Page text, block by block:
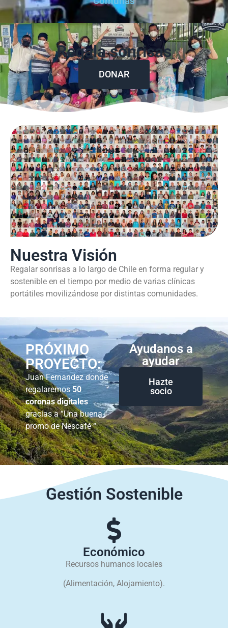
Regala sonrisas
DONAR
Nuestra Visión
Regalar sonrisas a lo largo de Chile en forma regular y
sostenible en el tiempo por medio de varias clínicas
portátiles movilizándose por distintas comunidades.
PRÓXIMO
PROYECTO:
Juan Fernandez donde
regalaremos 50
coronas digitales
gracias a “Una buena
promo de Nescafé “
Ayudanos a
ayudar
Hazte
socio
Gestión Sostenible
Económico
Recursos humanos locales
(Alimentación, Alojamiento).